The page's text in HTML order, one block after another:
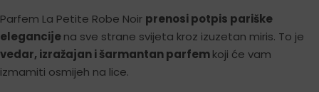
Parfem La Petite Robe Noir prenosi potpis pariške
elegancijena sve strane svijeta kroz izuzetan miris. To je
vedar, izražajan i šarmantan parfemkoji će vam
izmamiti osmijeh na lice.